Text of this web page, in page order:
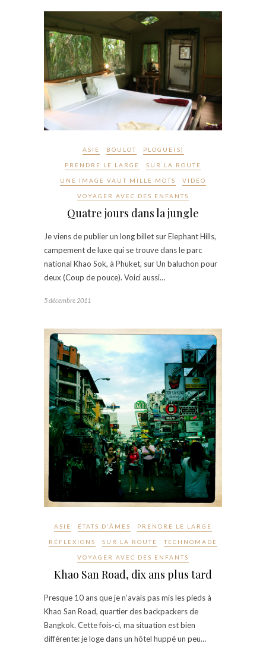
ASIE BOULOT PLOGUE(S)
PRENDRE LE LARGE SUR LA ROUTE
UNE IMAGE VAUT MILLE MOTS VIDÉO
VOYAGER AVEC DES ENFANTS
Quatre jours dans la jungle
Je viens de publier un long billet sur Elephant Hills,
campement de luxe qui se trouve dans le parc
national Khao Sok, à Phuket, sur Un baluchon pour
deux (Coup de pouce). Voici aussi…
5 décembre 2011
ASIE ÉTATS D'ÂMES PRENDRE LE LARGE
RÉFLEXIONS SUR LA ROUTE TECHNOMADE
VOYAGER AVEC DES ENFANTS
Khao San Road, dix ans plus tard
Presque 10 ans que je n’avais pas mis les pieds à
Khao San Road, quartier des backpackers de
Bangkok. Cette fois-ci, ma situation est bien
différente: je loge dans un hôtel huppé un peu…